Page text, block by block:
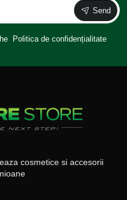
Send
Politica de confidențialitate
cosmetice si accesorii